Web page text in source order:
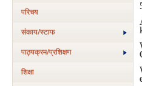
परिचय
संकाय/स्‍टाफ
पाठ्यक्रम/प्रशिक्षण
शिक्षा